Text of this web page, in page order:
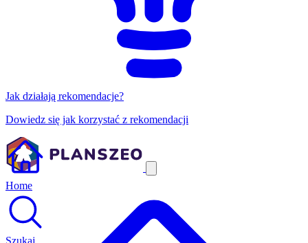
Jak działają rekomendacje?
Dowiedz się jak korzystać z rekomendacji
Home
Szukaj